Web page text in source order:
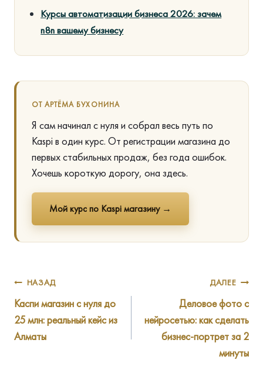
Курсы автоматизации бизнеса 2026: зачем
n8n вашему бизнесу
ОТ АРТЁМА БУХОНИНА
Я сам начинал с нуля и собрал весь путь по
Kaspi в один курс. От регистрации магазина до
первых стабильных продаж, без года ошибок.
Хочешь короткую дорогу, она здесь.
Мой курс по Kaspi магазину →
Навигация
по
записям
НАЗАД
Каспи магазин с нуля до
25 млн: реальный кейс из
Алматы
ДАЛЕЕ
Деловое фото с
нейросетью: как сделать
бизнес-портрет за 2
минуты